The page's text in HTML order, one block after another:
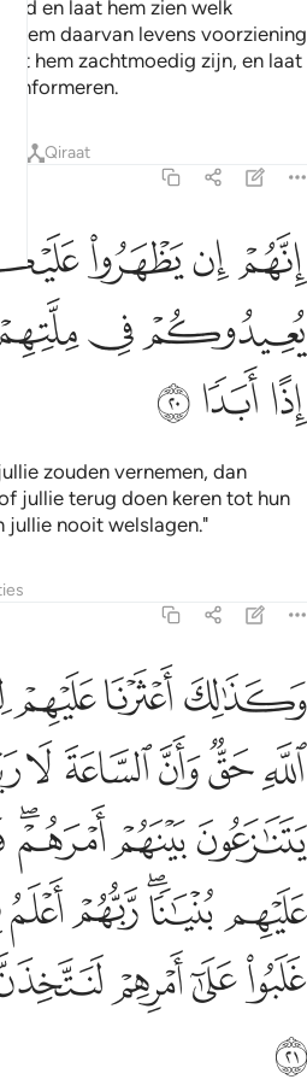
en laat hem zien welk
hem daarvan levens voorziening
hem zachtmoedig zijn, en laat
informeren.
Qiraat
انهم ان يظهروا عليكم يرجموكم او
إِنَّهُمْ إِن يَظْهَرُوا۟ عَلَيْكُمْ يَرْجُمُوكُمْ أَوْ
ﳀﳁﳂ
ﳆﳇ
ﳋ ﳌ ﳍ
zouden vernemen, dan
jullie terug doen keren tot hun
jullie nooit welslagen."
وكذالك اعثرنا عليهم ليعلموا ان وعد
وَكَذَٰلِكَ أَعْثَرْنَا عَلَيْهِمْ لِيَعْلَمُوٓا۟ أَنَّ
ﱁﱂﱃ
ﱇﱈﱉﱊ ﱋ
ﱏﱐﱑﱒ
ﱕﱖﱗﱘﱙ
ﱞﱟﱠ
ﱤ